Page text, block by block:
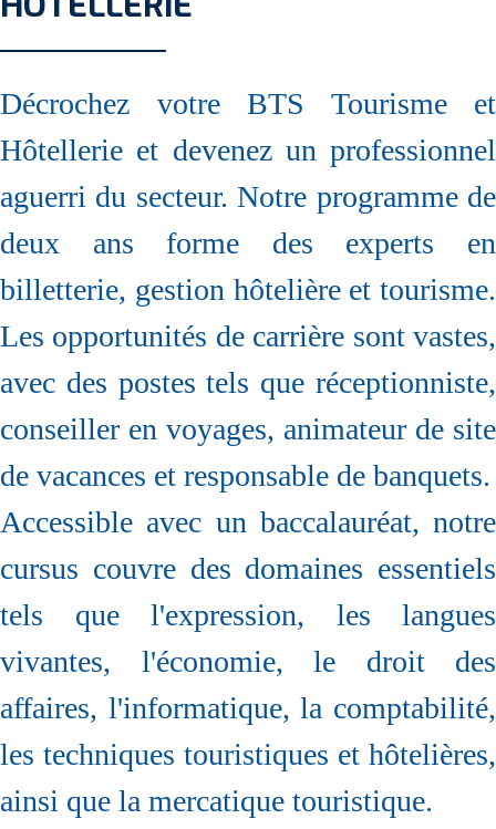
Décrochez votre BTS Tourisme et
Hôtellerie et devenez un professionnel
aguerri du secteur. Notre programme de
deux ans forme des experts en
billetterie, gestion hôtelière et tourisme.
Les opportunités de carrière sont vastes,
avec des postes tels que réceptionniste,
conseiller en voyages, animateur de site
de vacances et responsable de banquets.
Accessible avec un baccalauréat, notre
cursus couvre des domaines essentiels
tels que l'expression, les langues
vivantes, l'économie, le droit des
affaires, l'informatique, la comptabilité,
les techniques touristiques et hôtelières,
ainsi que la mercatique touristique.